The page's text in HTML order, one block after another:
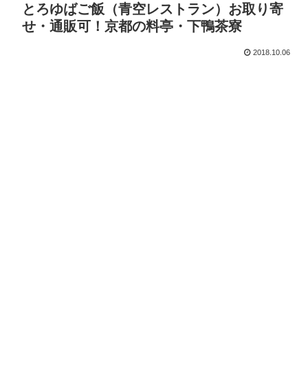
とろゆばご飯（青空レストラン）お取り寄
せ・通販可！京都の料亭・下鴨茶寮
2018.10.06